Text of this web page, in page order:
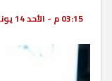
03:15 م - الأحد 14 يونيو 2026